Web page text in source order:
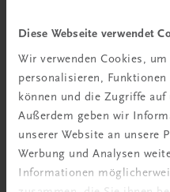
Diese Webseite verwendet
Wir verwenden Cookies,
personalisieren,
können und die Zugriffe auf
Außerdem geben wir
unserer Website an unsere
Werbung und Analysen
Informationen
€ 0,00
Gut zu wissen